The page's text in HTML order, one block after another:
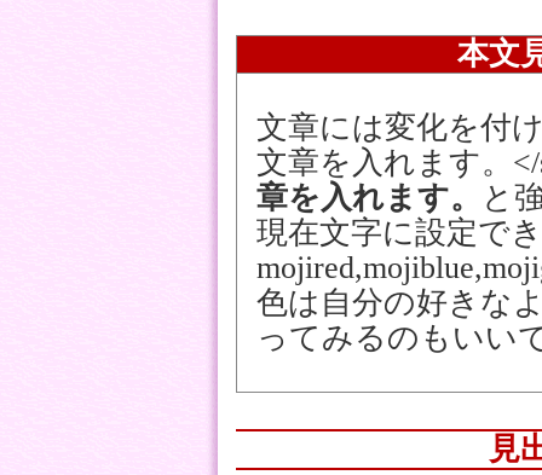
本文
文章には変化を付
文章を入れます。
章を入れます。
と
現在文字に設定で
色は自分の好きな
ってみるのもいい
見